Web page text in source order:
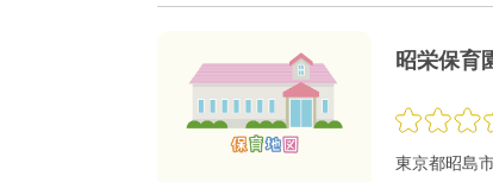
昭栄保育
東京都昭島